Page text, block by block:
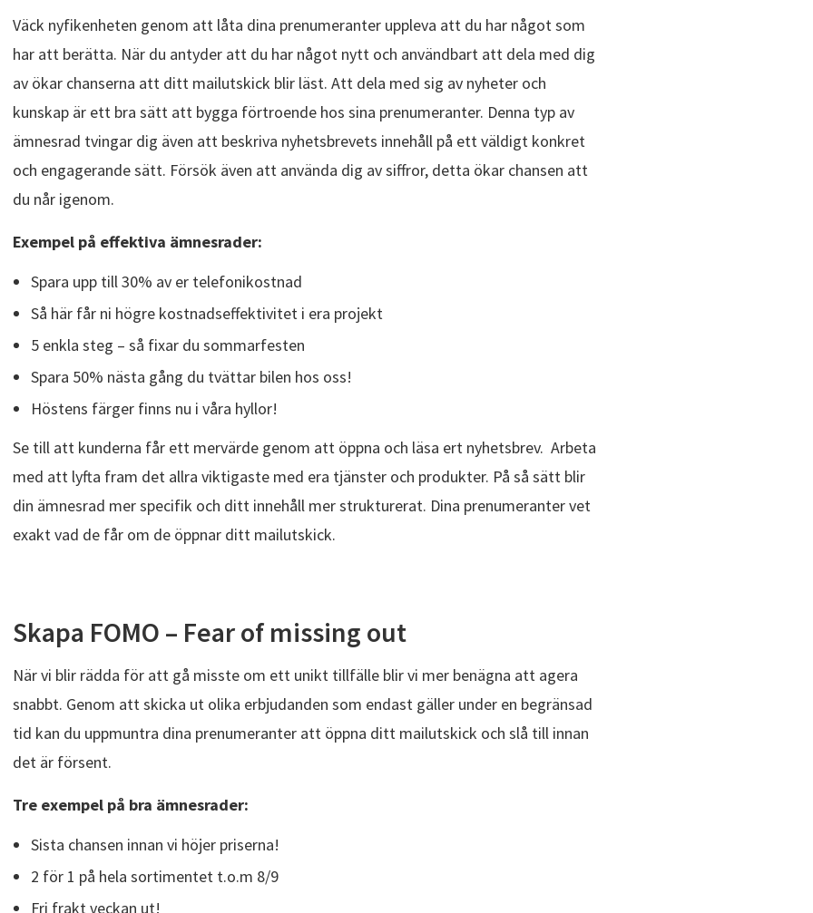
Väck nyfikenheten genom att låta dina prenumeranter uppleva att du har något som
har att berätta. När du antyder att du har något nytt och användbart att dela med dig
av ökar chanserna att ditt mailutskick blir läst. Att dela med sig av nyheter och
kunskap är ett bra sätt att bygga förtroende hos sina prenumeranter. Denna typ av
ämnesrad tvingar dig även att beskriva nyhetsbrevets innehåll på ett väldigt konkret
och engagerande sätt. Försök även att använda dig av siffror, detta ökar chansen att
du når igenom.
Exempel på effektiva ämnesrader:
Spara upp till 30% av er telefonikostnad
Så här får ni högre kostnadseffektivitet i era projekt
5 enkla steg – så fixar du sommarfesten
Spara 50% nästa gång du tvättar bilen hos oss!
Höstens färger finns nu i våra hyllor!
Se till att kunderna får ett mervärde genom att öppna och läsa ert nyhetsbrev. Arbeta
med att lyfta fram det allra viktigaste med era tjänster och produkter. På så sätt blir
din ämnesrad mer specifik och ditt innehåll mer strukturerat. Dina prenumeranter vet
exakt vad de får om de öppnar ditt mailutskick.
Skapa FOMO – Fear of missing out
När vi blir rädda för att gå misste om ett unikt tillfälle blir vi mer benägna att agera
snabbt. Genom att skicka ut olika erbjudanden som endast gäller under en begränsad
tid kan du uppmuntra dina prenumeranter att öppna ditt mailutskick och slå till innan
det är försent.
Tre exempel på bra ämnesrader:
Sista chansen innan vi höjer priserna!
2 för 1 på hela sortimentet t.o.m 8/9
Fri frakt veckan ut!